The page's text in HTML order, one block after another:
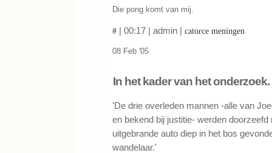
Die pong komt van mij.
# | 00:17 | admin | catorce meningen
08 Feb '05
In het kader van het onderzoek.
'De drie overleden mannen -alle van
en bekend bij justitie- werden
uitgebrande auto diep in het bos
wandelaar.'